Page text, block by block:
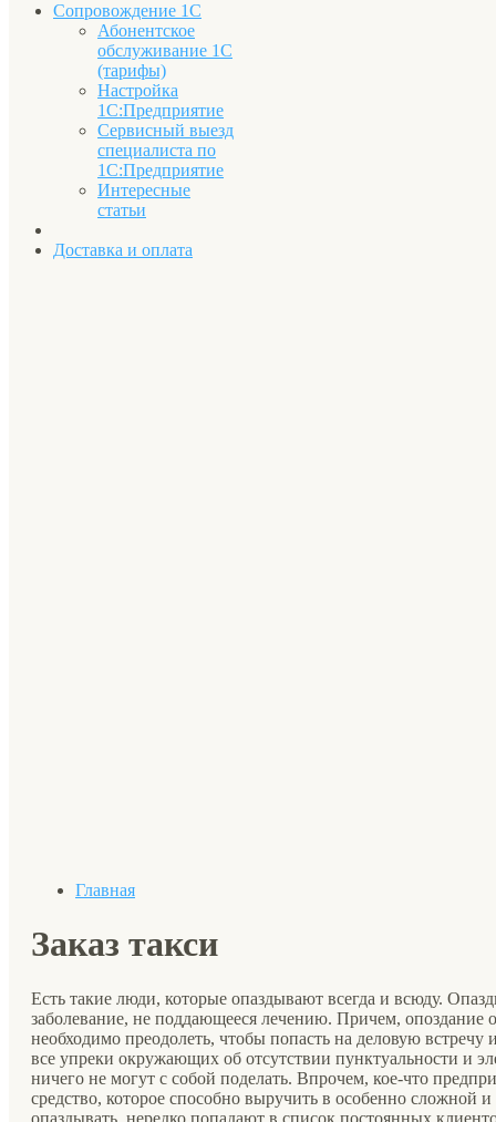
Сопровождение 1С
Абонентское
обслуживание 1С
(тарифы)
Настройка
1С:Предприятие
Сервисный выезд
специалиста по
1С:Предприятие
Интересные
статьи
Доставка и оплата
Главная
Заказ такси
Есть такие люди, которые опаздывают всегда и всюду.
заболевание, не поддающееся лечению. Причем, опоздание
необходимо преодолеть, чтобы попасть на деловую
все упреки окружающих об отсутствии пунктуальности и
ничего не могут с собой поделать. Впрочем, кое-что
средство, которое способно выручить в особенно сложной
опаздывать, нередко попадают в список постоянных